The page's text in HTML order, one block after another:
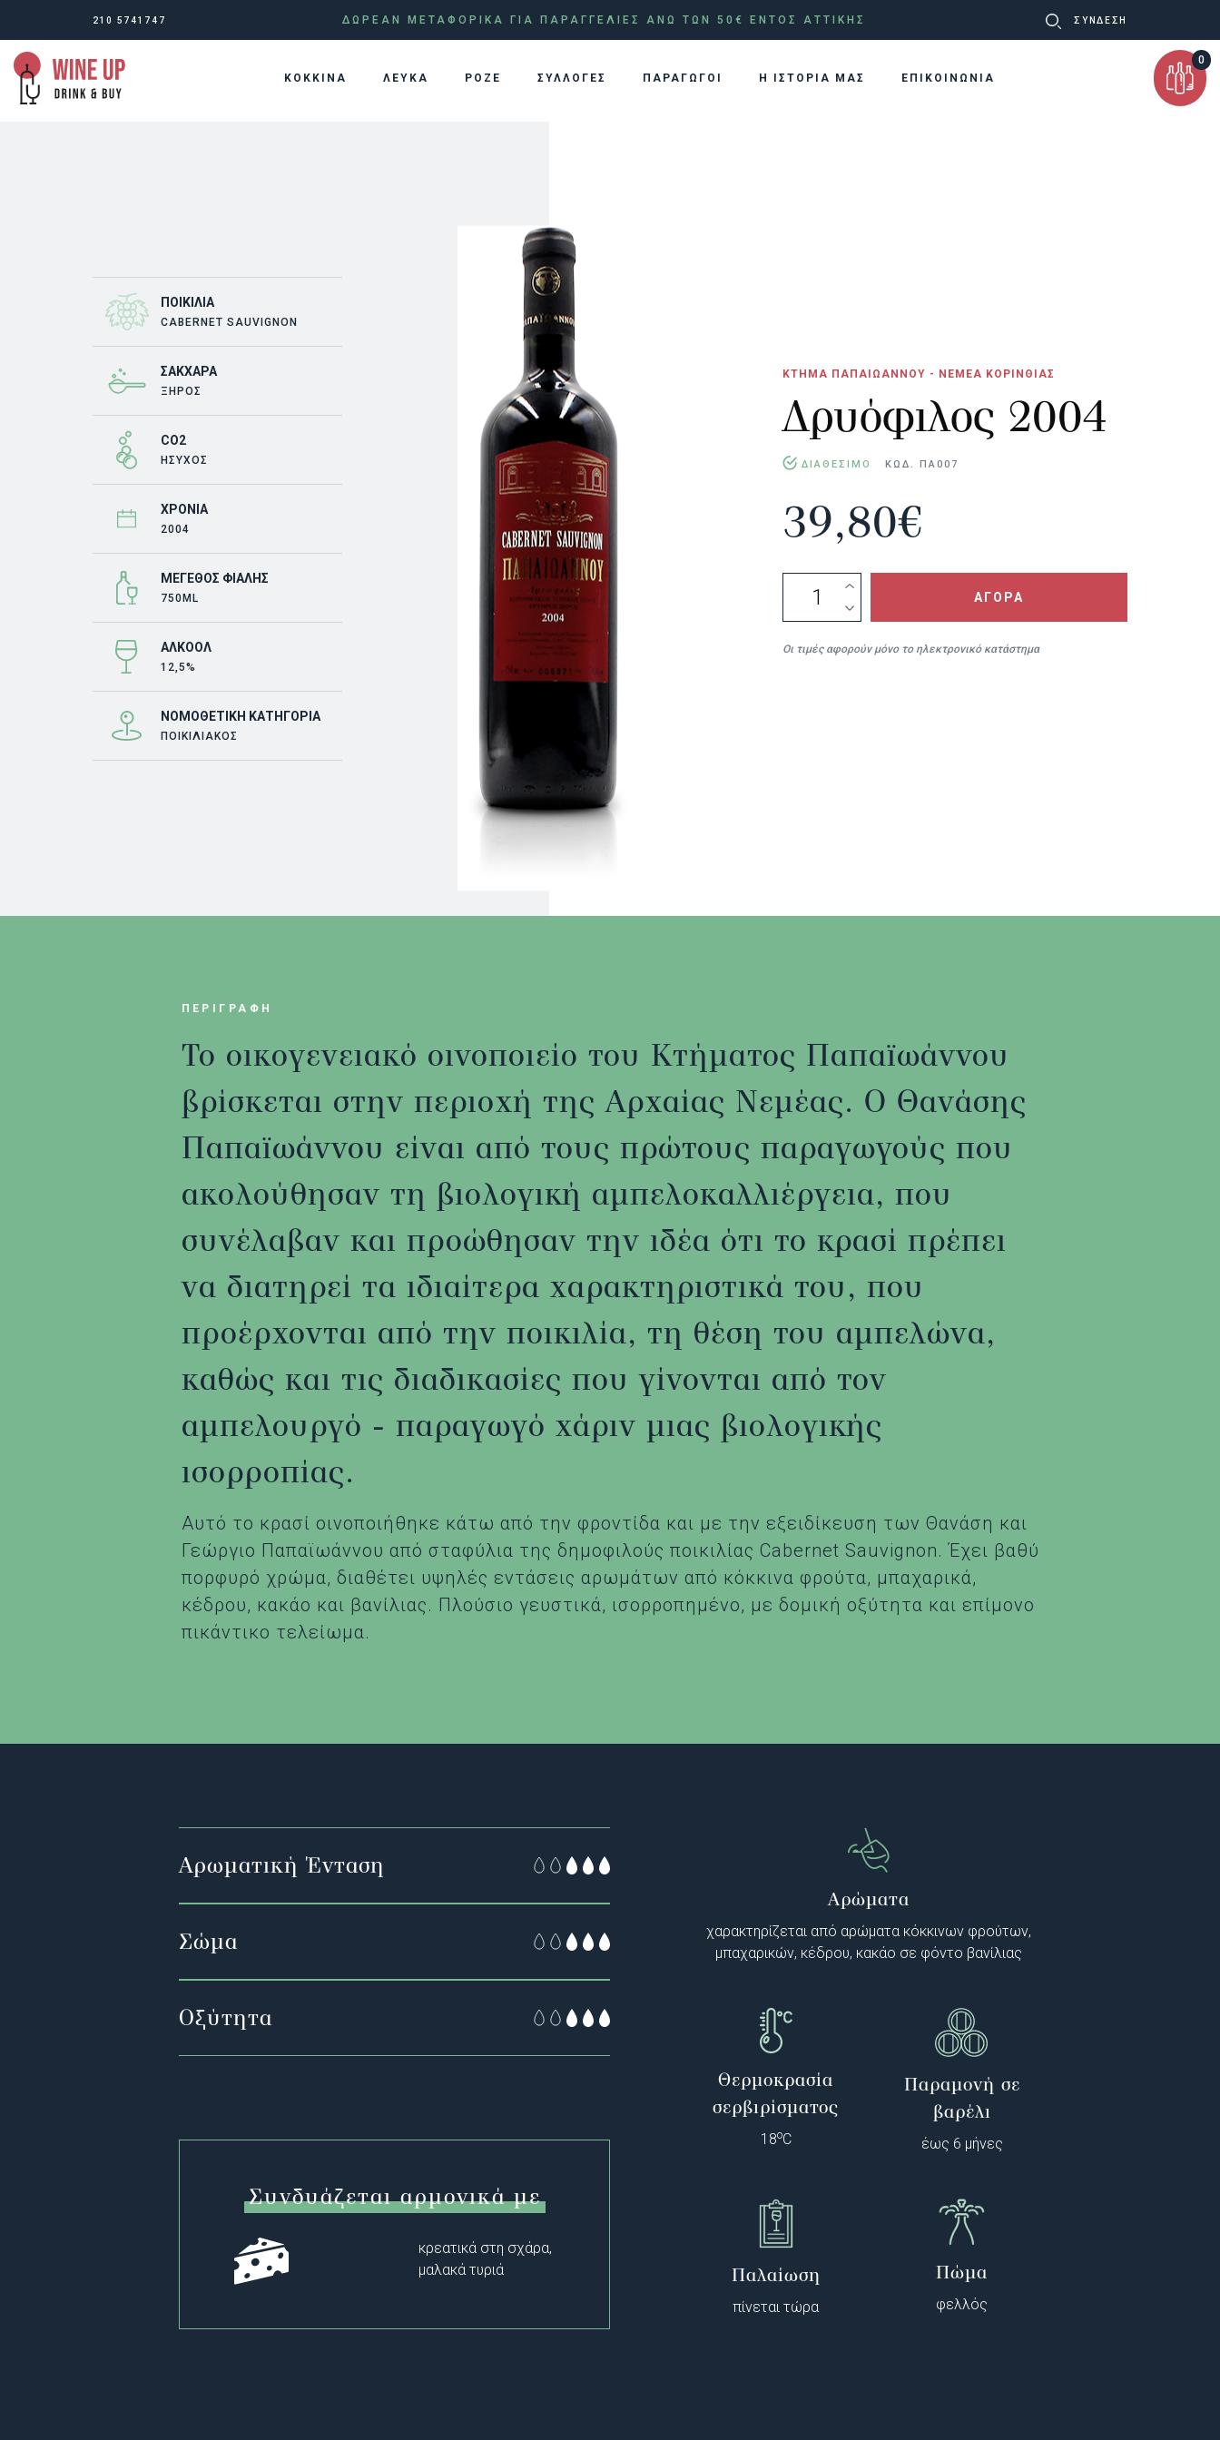
210 5741747 ΔΩΡΕΑΝ ΜΕΤΑΦΟΡΙΚΑ ΓΙΑ ΠΑΡΑΓΓΕΛΙΕΣ ΑΝΩ ΤΩΝ 50€ ΕΝΤΟΣ ΑΤΤΙΚΗΣ ΣΥΝΔΕΣΗ
KOKKINA ΛΕΥΚΑ ΡΟΖΕ ΣΥΛΛΟΓΕΣ ΠΑΡΑΓΩΓΟΙ Η ΙΣΤΟΡΙΑ ΜΑΣ ΕΠΙΚΟΙΝΩΝΙΑ
0
ΠΟΙΚΙΛΊΑ
CABERNET SAUVIGNON
ΣΆΚΧΑΡΑ
ΞΗΡΟΣ
CO2
ΗΣΥΧΟΣ
ΧΡΟΝΙΆ
2004
ΜΈΓΕΘΟΣ ΦΙΆΛΗΣ
750ML
ΑΛΚΟΌΛ
12,5%
ΝΟΜΟΘΕΤΙΚΉ ΚΑΤΗΓΟΡΊΑ
ΠΟΙΚΙΛΙΑΚΌΣ
ΚΤΗΜΑ ΠΑΠΑΙΩΑΝΝΟΥ - ΝΕΜΕΑ ΚΟΡΙΝΘΙΑΣ
Δρυόφιλος 2004
ΔΙΑΘΕΣΙΜΟ ΚΩΔ. ΠΑ007
39,80€
ΑΓΟΡΑ
Οι τιμές αφορούν μόνο το ηλεκτρονικό κατάστημα
ΠΕΡΙΓΡΑΦΗ
Το οικογενειακό οινοποιείο του Κτήματος Παπαϊωάννου
βρίσκεται στην περιοχή της Αρχαίας Νεμέας. Ο Θανάσης
Παπαϊωάννου είναι από τους πρώτους παραγωγούς που
ακολούθησαν τη βιολογική αμπελοκαλλιέργεια, που
συνέλαβαν και προώθησαν την ιδέα ότι το κρασί πρέπει
να διατηρεί τα ιδιαίτερα χαρακτηριστικά του, που
προέρχονται από την ποικιλία, τη θέση του αμπελώνα,
καθώς και τις διαδικασίες που γίνονται από τον
αμπελουργό - παραγωγό χάριν μιας βιολογικής
ισορροπίας.
Αυτό το κρασί οινοποιήθηκε κάτω από την φροντίδα και με την εξειδίκευση των Θανάση και
Γεώργιο Παπαϊωάννου από σταφύλια της δημοφιλούς ποικιλίας Cabernet Sauvignon. Έχει βαθύ
πορφυρό χρώμα, διαθέτει υψηλές εντάσεις αρωμάτων από κόκκινα φρούτα, μπαχαρικά,
κέδρου, κακάο και βανίλιας. Πλούσιο γευστικά, ισορροπημένο, με δομική οξύτητα και επίμονο
πικάντικο τελείωμα.
Αρωματική Ένταση
Σώμα
Οξύτητα
Συνδυάζεται αρμονικά με
κρεατικά στη σχάρα,
μαλακά τυριά
Αρώματα
χαρακτηρίζεται από αρώματα κόκκινων φρούτων,
μπαχαρικών, κέδρου, κακάο σε φόντο βανίλιας
Θερμοκρασία
σερβιρίσματος
18oC
Παραμονή σε
βαρέλι
έως 6 μήνες
Παλαίωση
πίνεται τώρα
Πώμα
φελλός